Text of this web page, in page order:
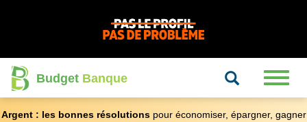
Budget Banque Recherche
Argent : les bonnes résolutionspour économiser, épargner, gagner